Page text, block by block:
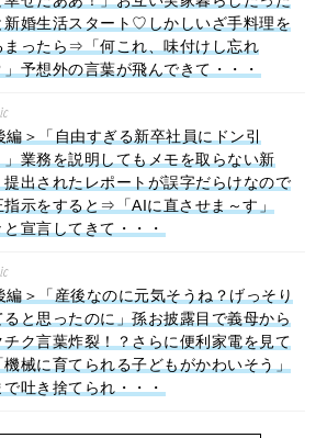
新婚生活スタート♡しかしいざ手料理を
まったら⇒「何これ、味付けし忘れ
」予想外の言葉が飛んできて・・・
編＞「自由すぎる新卒社員にドン引
」業務を説明してもメモを取らない新
提出されたレポートが誤字だらけなので
指示をすると⇒「AIに直させま～す」
と宣言してきて・・・
編＞「産後なのに元気そうね？げっそり
ると思ったのに」孫お披露目で義母から
チク言葉炸裂！？さらに便利家電を見て
械に育てられる子どもがかわいそう」
で吐き捨てられ・・・